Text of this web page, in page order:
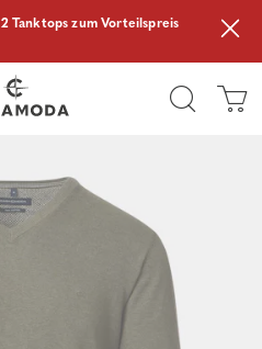
2 Tanktops zum Vorteilspreis